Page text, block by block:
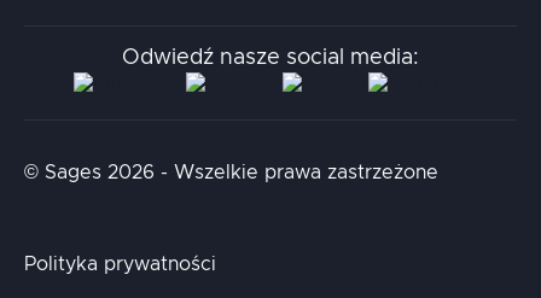
Aidapta
AI & NLP Day
Odwiedź nasze social media:
© Sages 2026 - Wszelkie prawa zastrzeżone
Polityka prywatności